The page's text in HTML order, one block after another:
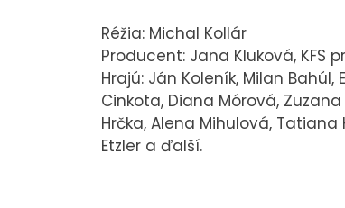
Réžia: Michal Kollár
Producent: Jana Kluková, KFS
Hrajú: Ján Koleník, Milan
Cinkota, Diana Mórová,
Hrčka, Alena Mihulová, Tatiana
Etzler a ďalší.